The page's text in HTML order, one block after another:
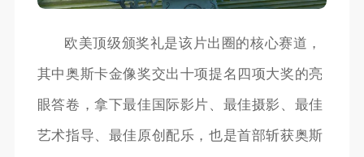
欧美顶级颁奖礼是该片出圈的核心赛道，
其中奥斯卡金像奖交出十项提名四项大奖的亮
眼答卷，拿下最佳国际影片、最佳摄影、最佳
艺术指导、最佳原创配乐，也是首部斩获奥斯